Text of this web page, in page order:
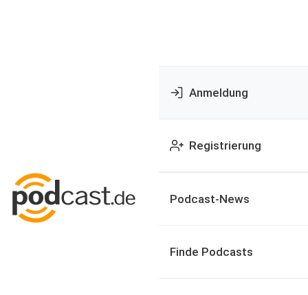
Anmeldung
Registrierung
Podcast-News
Finde Podcasts